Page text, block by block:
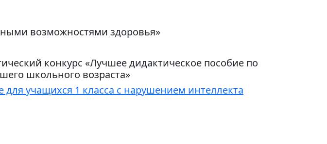
возможностями здоровья»
конкурс «Лучшее дидактическое пособие по
школьного возраста»
для учащихся 1 класса с нарушением интеллекта